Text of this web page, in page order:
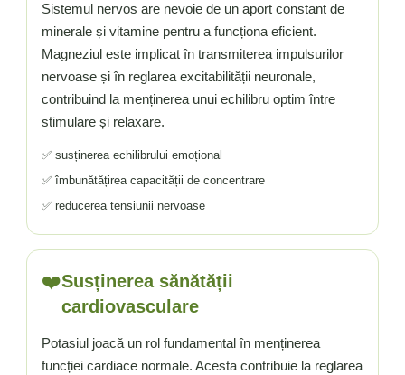
Sistemul nervos are nevoie de un aport constant de
minerale și vitamine pentru a funcționa eficient.
Magneziul este implicat în transmiterea impulsurilor
nervoase și în reglarea excitabilității neuronale,
contribuind la menținerea unui echilibru optim între
stimulare și relaxare.
✅ susținerea echilibrului emoțional
✅ îmbunătățirea capacității de concentrare
✅ reducerea tensiunii nervoase
❤️Susținerea sănătății
cardiovasculare
Potasiul joacă un rol fundamental în menținerea
funcției cardiace normale. Acesta contribuie la reglarea